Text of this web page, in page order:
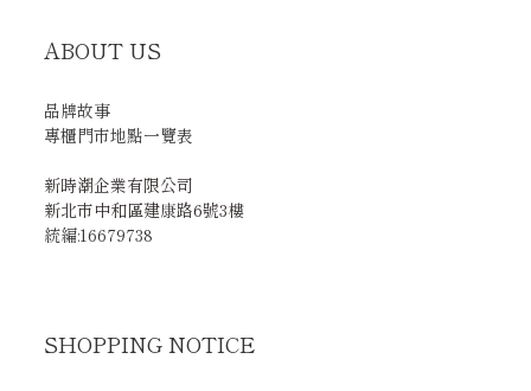
ABOUT US
品牌故事
專櫃門市地點一覽表
新時潮企業有限公司
新北市中和區建康路6號3樓
統編:16679738
SHOPPING NOTICE